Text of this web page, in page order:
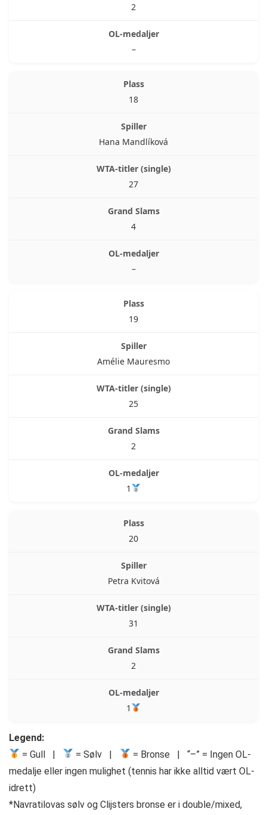
2
–
18
Hana Mandlíková
27
4
–
19
Amélie Mauresmo
25
2
1
20
Petra Kvitová
31
2
1
Legend:
= Gull |
= Sølv |
= Bronse | “–” = Ingen OL-
medalje eller ingen mulighet (tennis har ikke alltid vært OL-
idrett)
*Navratilovas sølv og Clijsters bronse er i double/mixed,